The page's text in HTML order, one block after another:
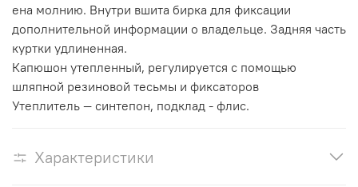
ена молнию. Внутри вшита бирка для фиксации
дополнительной информации о владельце. Задняя часть
куртки удлиненная.
Капюшон утепленный, регулируется с помощью
шляпной резиновой тесьмы и фиксаторов
Утеплитель — синтепон, подклад - флис.
Характеристики